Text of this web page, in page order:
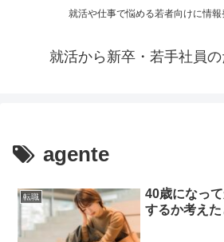
就活や仕事で悩める若者向けに情
就活から新卒・若手社員
agente
転職
40歳になっ
するか考えた